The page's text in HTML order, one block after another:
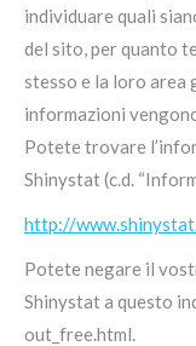
individuare quali
del sito, per quanto
stesso e la loro area
informazioni
Potete trovare
Shinystat (c.d.
http://
Potete negare il
Shinystat a questo
out_free.html.